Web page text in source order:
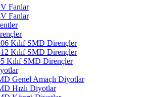
Fanlar
Fanlar
Kılıf SMD Dirençler
Kılıf SMD Dirençler
Kılıf SMD Dirençler
Genel Amaçlı Diyotlar
Hızlı Diyotlar